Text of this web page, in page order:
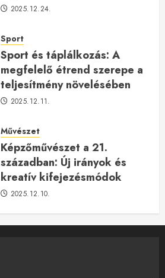
2025.12.24.
Sport
Sport és táplálkozás: A
megfelelő étrend szerepe a
teljesítmény növelésében
2025.12.11.
Művészet
Képzőművészet a 21.
században: Új irányok és
kreatív kifejezésmódok
2025.12.10.